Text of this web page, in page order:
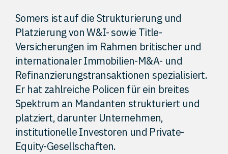
Somers ist auf die Strukturierung und
Platzierung von W&I- sowie Title-
Versicherungen im Rahmen britischer und
internationaler Immobilien-M&A- und
Refinanzierungstransaktionen spezialisiert.
Er hat zahlreiche Policen für ein breites
Spektrum an Mandanten strukturiert und
platziert, darunter Unternehmen,
institutionelle Investoren und Private-
Equity-Gesellschaften.